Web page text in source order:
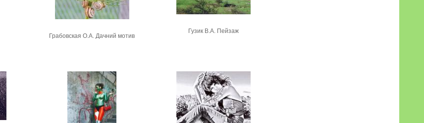
Грабовская О.А. Дачний мотив
Гузик В.А. Пейзаж